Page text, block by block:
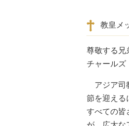
教皇メ
尊敬する兄
チャールズ
アジア司
節を迎える
すべての皆